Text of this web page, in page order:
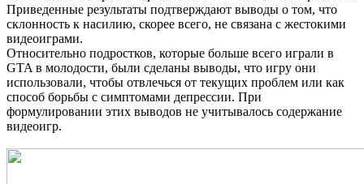
Приведенные результаты подтверждают выводы о том, что
склонность к насилию, скорее всего, не связана с жестокими
видеоиграми.
Относительно подростков, которые больше всего играли в
GTA в молодости, были сделаны выводы, что игру они
использовали, чтобы отвлечься от текущих проблем или как
способ борьбы с симптомами депрессии. При
формулировании этих выводов не учитывалось содержание
видеоигр.